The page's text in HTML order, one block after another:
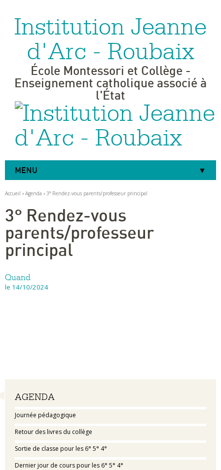
Outils
personnels
Institution Jeanne
d'Arc - Roubaix
École Montessori et Collège -
Enseignement catholique associé à
l'État
MENU
Accueil › Agenda › 3° Rendez-vous parents/professeur principal
Navigation
AGENDA
Journée pédagogique
Retour des livres du collège
Sortie de classe pour les 6° 5° 4°
Dernier jour de cours pour les 6° 5° 4°
3° Rendez-vous
parents/professeur
principal
Quand
le 14/10/2024